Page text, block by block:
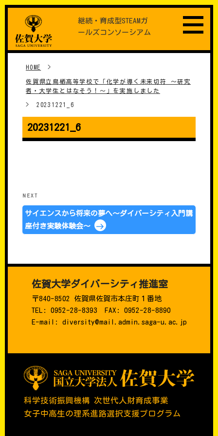
content
継続・育成型STEAMガ
ールズコンソーシアム
HOME >
佐賀県立鳥栖高等学校で「化学が導く未来切符 ～研究
者・大学生とはなそう！～」を実施しました
> 20231221_6
20231221_6
Next
Post
NEXT
サイエンスから将来の夢へ～ダイバーシティ入門講
座付き実験体験会～
科学技術振興機構 次世代人財育成事業
女子中高生の理系進路選択支援プログラム
佐賀大学ダイバーシティ推進室
〒840-8502 佐賀県佐賀市本庄町１番地
TEL: 0952-28-8393 FAX: 0952-28-8890
E-mail: diversity@mail.admin.saga-u.ac.jp